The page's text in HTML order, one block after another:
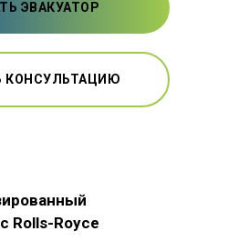
ЭВАКУАТОР
КОНСУЛЬТАЦИЮ
Rolls-Royce